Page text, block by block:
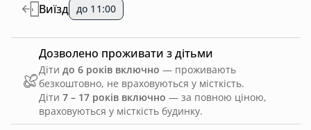
Виїзд до 11:00
Дозволено проживати з дітьми
Діти до 6 років включно — проживають
безкоштовно, не враховуються у місткість.
Діти 7 – 17 років включно — за повною ціною,
враховуються у місткість будинку.